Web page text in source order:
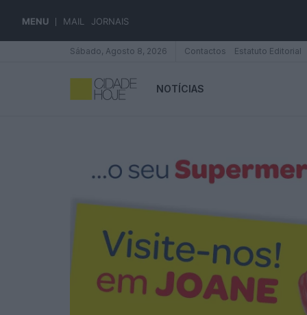
MENU MAIL JORNAIS
Sábado, Agosto 8, 2026 Contactos Estatuto Editorial
NOTÍCIAS